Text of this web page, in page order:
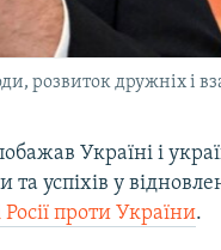
розвиток дружніх і
Україні і
успіхів у
Росії проти України.